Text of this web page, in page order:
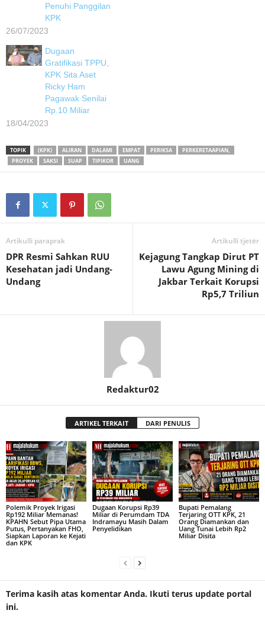
Penuhi Panggilan
KPK
26/07/2023
Dugaan
Gratifikasi TPPU,
KPK Sita Aset
Ricky Ham
Pagawak Senilai
Rp.10 Miliar
18/04/2023
TOPIK (KPK) ALIRAN DALAMI EMPAT PERIKSA
PERKERETAAPIAN,
PROYEK
SAKSI SUAP TIPIKOR UANG
Artikulli paraprak
DPR Resmi Sahkan RUU
Kesehatan jadi Undang-
Undang
Artikulli tjetër
Kejagung Tangkap Dirut PT
Lawu Agung Mining di
Jakbar Terkait Korupsi
Rp5,7 Triliun
Redaktur02
ARTIKEL TERKAIT DARI PENULIS
Polemik Proyek Irigasi
Rp192 Miliar Memanas!
KPAHN Sebut Pipa Utama
Putus, Pertanyakan FHO,
Siapkan Laporan ke Kejati
dan KPK
Dugaan Korupsi Rp39
Miliar di Perumdam TDA
Indramayu Masih Dalam
Penyelidikan
Bupati Pemalang
Terjaring OTT KPK, 21
Orang Diamankan dan
Uang Tunai Lebih Rp2
Miliar Disita
Terima kasih atas komentar Anda. Ikuti terus update portal
ini.